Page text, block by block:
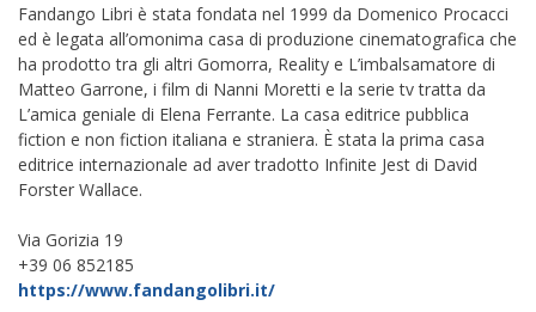
Fandango Libri è stata fondata nel 1999 da Domenico Procacci
ed è legata all’omonima casa di produzione cinematografica che
ha prodotto tra gli altri Gomorra, Reality e L’imbalsamatore di
Matteo Garrone, i film di Nanni Moretti e la serie tv tratta da
L’amica geniale di Elena Ferrante. La casa editrice pubblica
fiction e non fiction italiana e straniera. È stata la prima casa
editrice internazionale ad aver tradotto Infinite Jest di David
Forster Wallace.
Via Gorizia 19
+39 06 852185
https://www.fandangolibri.it/